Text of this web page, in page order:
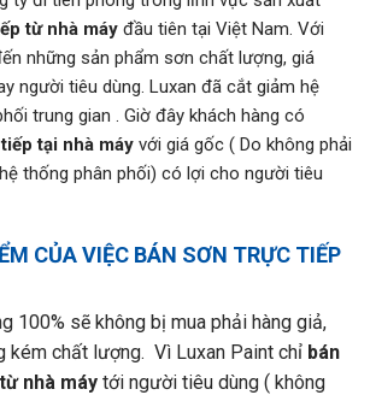
từ nhà máy đầu tiên tại Việt Nam. Với
những sản phẩm sơn chất lượng, giá
người tiêu dùng. Luxan đã cắt giảm hệ
trung gian . Giờ đây khách hàng có
tại nhà máy với giá gốc ( Do không phải
thống phân phối) có lợi cho người tiêu
CỦA VIỆC BÁN SƠN TRỰC TIẾP
100% sẽ không bị mua phải hàng giả,
kém chất lượng. Vì Luxan Paint chỉ bán
nhà máy tới người tiêu dùng ( không